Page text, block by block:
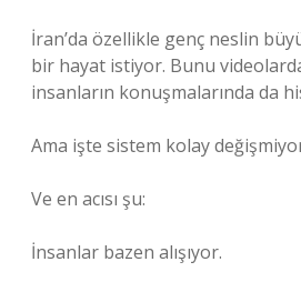
İran’da özellikle genç neslin
bir hayat istiyor. Bunu
insanların konuşmalarında da
Ama işte sistem kolay
Ve en acısı şu:
İnsanlar bazen alışıyor.